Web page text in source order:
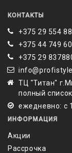
КОНТАКТЫ
+375 29 554
+375 44 749
‎+375 29
ТЦ "Титан"
полный
ежедневно: с
ИНФОРМАЦИЯ
Акции
Рассрочка